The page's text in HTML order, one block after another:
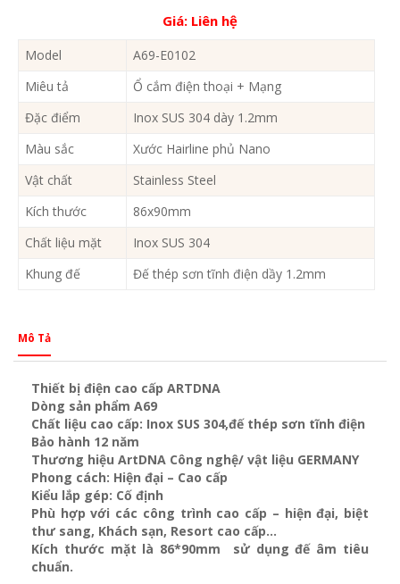
Giá: Liên hệ
Model
A69-E0102
Miêu tả
Ổ cắm điện thoại + Mạng
Đặc điểm
Inox SUS 304 dày 1.2mm
Màu sắc
Xước Hairline phủ Nano
Vật chất
Stainless Steel
Kích thước
86x90mm
Chất liệu mặt
Inox SUS 304
Khung đế
Đế thép sơn tĩnh điện dầy 1.2mm
Mô Tả
Thiết bị điện cao cấp ARTDNA
Dòng sản phẩm A69
Chất liệu cao cấp: Inox SUS 304,đế thép sơn tĩnh điện
Bảo hành 12 năm
Thương hiệu ArtDNA Công nghệ/ vật liệu GERMANY
Phong cách: Hiện đại – Cao cấp
Kiểu lắp gép: Cố định
Phù hợp với các công trình cao cấp – hiện đại, biệt
thư sang, Khách sạn, Resort cao cấp…
Kích thước mặt là 86*90mm sử dụng đế âm tiêu
chuẩn.